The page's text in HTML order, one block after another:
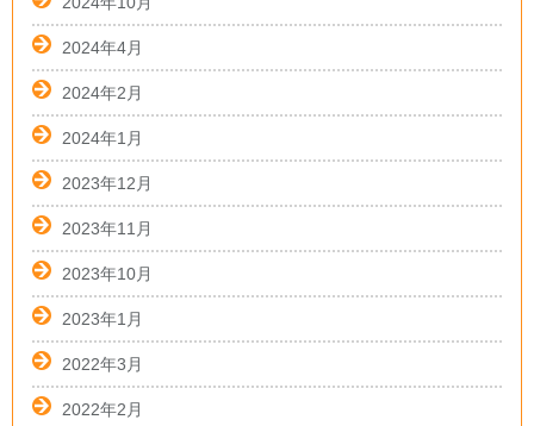
2024年4月
2024年2月
2024年1月
2023年12月
2023年11月
2023年10月
2023年1月
2022年3月
2022年2月